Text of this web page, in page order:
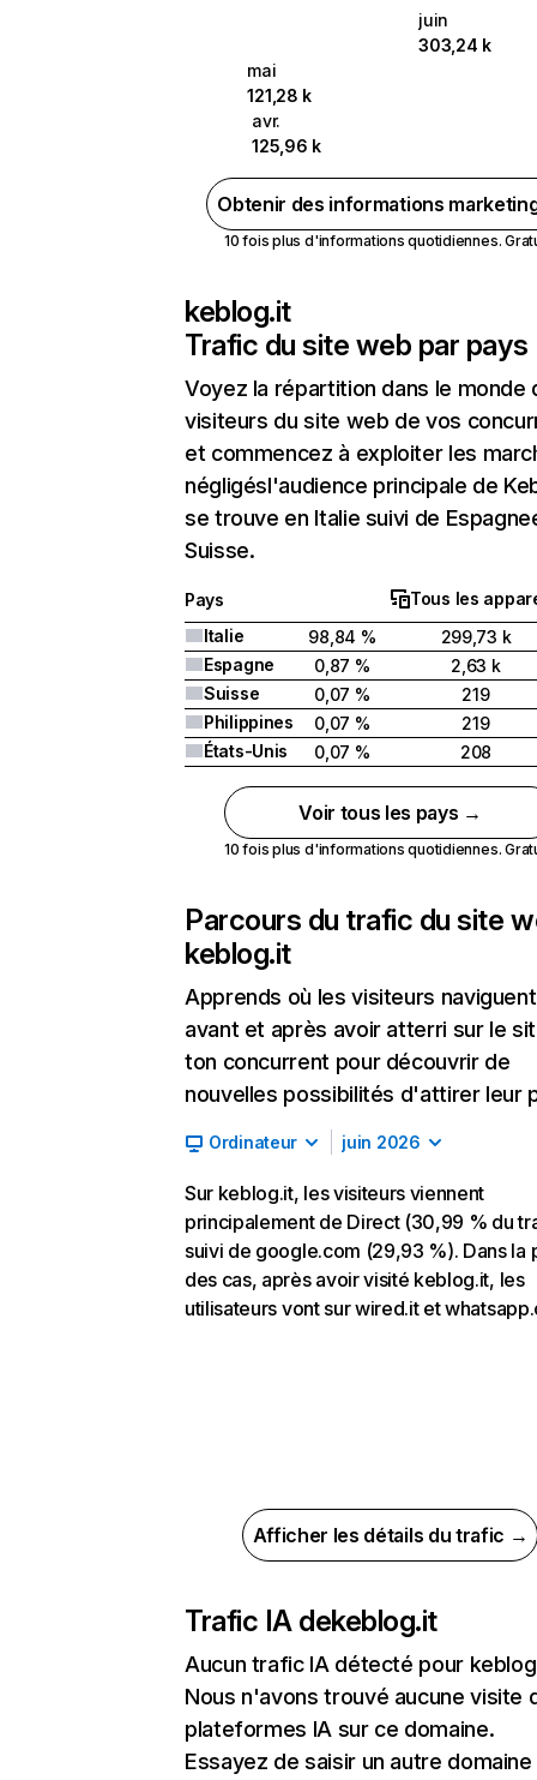
juin
303,24 k
mai
121,28 k
avr.
125,96 k
Obtenir des informations
10 fois plus d'informations quotidiennes.
keblog.it
Trafic du site web par pays
Voyez la répartition dans le monde
visiteurs du site web de vos
et commencez à exploiter les
négligésl'audience principale de
se trouve en Italie suivi de
Suisse.
Pays
Tous les
Italie
98,84 %
299,73 k
Espagne
0,87 %
2,63 k
Suisse
0,07 %
219
Philippines
0,07 %
219
États-Unis
0,07 % 208
Voir tous les pays →
10 fois plus d'informations quotidiennes.
Parcours du trafic du site
keblog.it
Apprends où les visiteurs naviguent
avant et après avoir atterri sur le
ton concurrent pour découvrir de
nouvelles possibilités d'attirer leur
Ordinateur juin 2026
Sur keblog.it, les visiteurs viennent
principalement de Direct (30,99 % du
suivi de google.com (29,93 %). Dans la
des cas, après avoir visité keblog.it, les
utilisateurs vont sur wired.it et
Afficher les détails du trafic →
Trafic IA dekeblog.it
Aucun trafic IA détecté pour
Nous n'avons trouvé aucune visite
plateformes IA sur ce domaine.
Essayez de saisir un autre domaine